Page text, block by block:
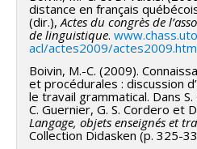
distance en français
(dir.), Actes du congrès de
de linguistique.
acl/actes2009/
Boivin, M.-C. (2009).
et procédurales : discussion
le travail grammatical. Dans
C. Guernier, G. S. Cordero et
Langage, objets enseignés et
Collection Didasken (p. 325-